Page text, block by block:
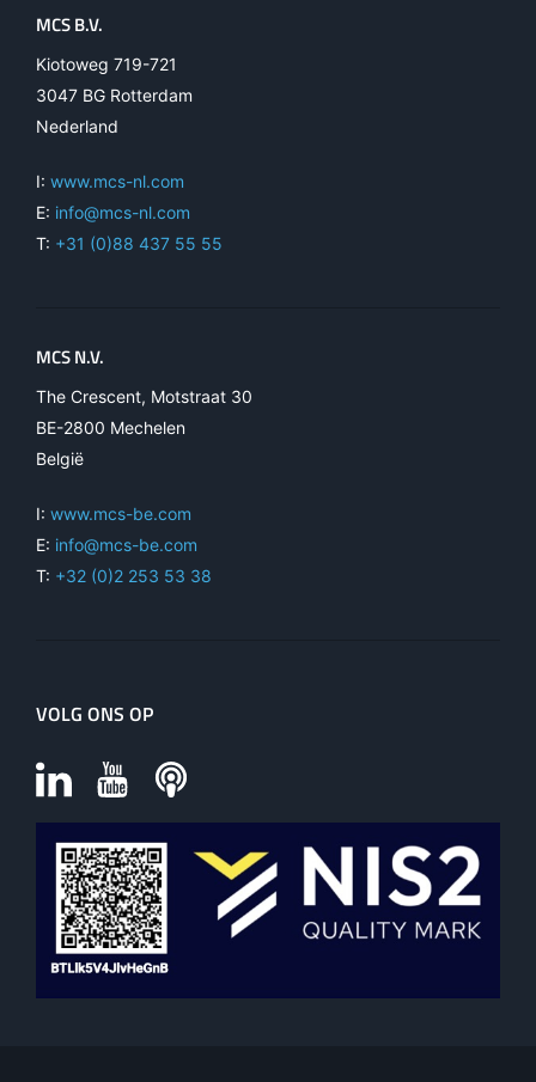
MCS B.V.
Kiotoweg 719-721
3047 BG Rotterdam
Nederland
I: www.mcs-nl.com
E: info@mcs-nl.com
T: +31 (0)88 437 55 55
MCS N.V.
The Crescent, Motstraat 30
BE-2800 Mechelen
België
I: www.mcs-be.com
E: info@mcs-be.com
T: +32 (0)2 253 53 38
VOLG ONS OP